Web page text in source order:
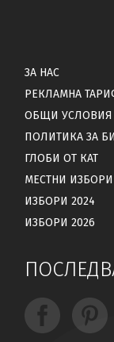
ЗА НАС
РЕКЛАМНА
ОБЩИ УСЛОВИЯ
ПОЛИТИКА ЗА
ГЛОБИ ОТ КАТ
МЕСТНИ ИЗБОРИ
ИЗБОРИ 2024
ИЗБОРИ 2026